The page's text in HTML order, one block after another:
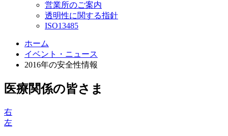
営業所のご案内
透明性に関する指針
ISO13485
ホーム
イベント・ニュース
2016年の安全性情報
医療関係の皆さま
右
左